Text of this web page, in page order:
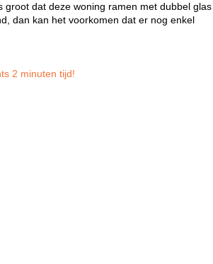
dat deze woning ramen met dubbel glas
dan kan het voorkomen dat er nog enkel
2 minuten tijd!